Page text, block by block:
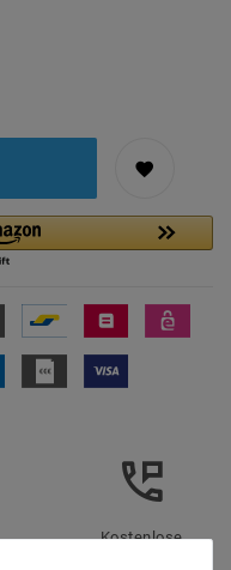
Kostenlose